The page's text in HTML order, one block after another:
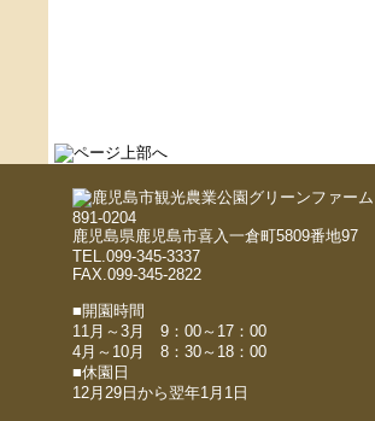
891-0204
鹿児島県鹿児島市喜入一倉町5809番地97
TEL.099-345-3337
FAX.099-345-2822
■開園時間
11月～3月 9：00～17：00
4月～10月 8：30～18：00
■休園日
12月29日から翌年1月1日